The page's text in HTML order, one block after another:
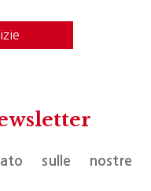
sulle nostre